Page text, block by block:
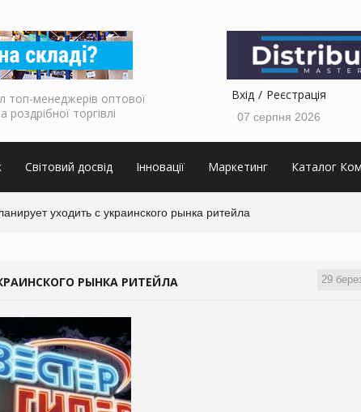
топ-менеджерів оптової
роздрібної торгівлі
Вхід Реєстрація
07 серпня 2026
Світовий досвід Інновації Маркетинг Каталог
уходить с украинского рынка ритейла
29
РЫНКА РИТЕЙЛА